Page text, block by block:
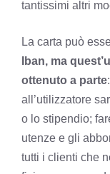
tantissimi altri
La carta può
Iban, ma
ottenuto a parte
all’utilizzatore
o lo stipendio;
utenze e gli
tutti i clienti che